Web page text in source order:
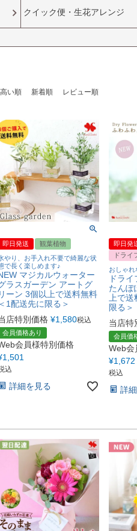
クイック便・生花アレンジ
い順 新着順 レビュー順
即日発送
観葉植物
やり、お手入れ不要で綺麗な状
で長く楽しめます♪
マジカルウォーター
ラスガーデン アートグ
リーン 3個以上で送料無料
＜1配送先に限る＞
店特別価格 ¥1,580税込
会員価格あり
会員様特別価格
1,501
込
詳細を見る
即日発
ドライ
おしゃれ
ドラ
たんぽ
上で
限る＞
当店特
会員価
Web会
¥1,672
税込
詳